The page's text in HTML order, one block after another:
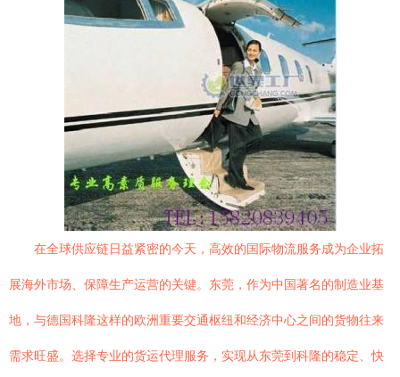
在全球供应链日益紧密的今天，高效的国际物流服务成为企业拓
展海外市场、保障生产运营的关键。东莞，作为中国著名的制造业基
地，与德国科隆这样的欧洲重要交通枢纽和经济中心之间的货物往来
需求旺盛。选择专业的货运代理服务，实现从东莞到科隆的稳定、快